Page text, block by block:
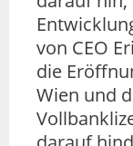
von CEO
die
Wien und